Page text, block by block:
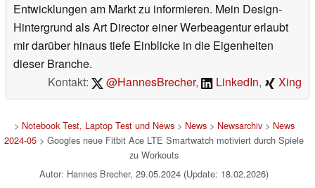
Entwicklungen am Markt zu informieren. Mein Design-
Hintergrund als Art Director einer Werbeagentur erlaubt
mir darüber hinaus tiefe Einblicke in die Eigenheiten
dieser Branche.
Kontakt:
@HannesBrecher, LinkedIn, Xing
> Notebook Test, Laptop Test und News> News> Newsarchiv> News
2024-05 > Googles neue Fitbit Ace LTE Smartwatch motiviert durch Spiele
zu Workouts
Autor: Hannes Brecher, 29.05.2024 (Update: 18.02.2026)